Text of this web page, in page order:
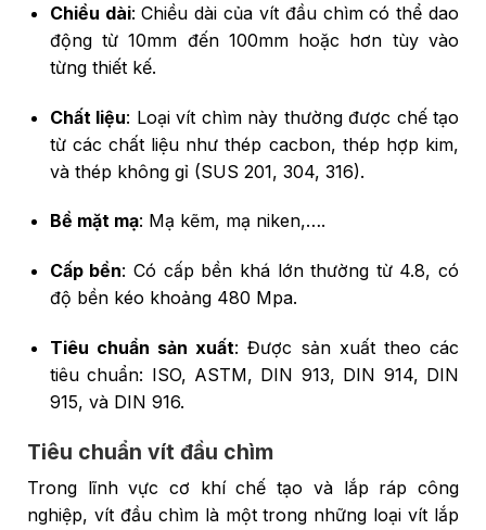
Chiều dài: Chiều dài của vít đầu chìm có thể dao
động từ 10mm đến 100mm hoặc hơn tùy vào
từng thiết kế.
Chất liệu: Loại vít chìm này thường được chế tạo
từ các chất liệu như thép cacbon, thép hợp kim,
và thép không gỉ (SUS 201, 304, 316).
Bề mặt mạ: Mạ kẽm, mạ niken,….
Cấp bền: Có cấp bền khá lớn thường từ 4.8, có
độ bền kéo khoảng 480 Mpa.
Tiêu chuẩn sản xuất: Được sản xuất theo các
tiêu chuẩn: ISO, ASTM, DIN 913, DIN 914, DIN
915, và DIN 916.
Tiêu chuẩn vít đầu chìm
Trong lĩnh vực cơ khí chế tạo và lắp ráp công
nghiệp, vít đầu chìm là một trong những loại vít lắp